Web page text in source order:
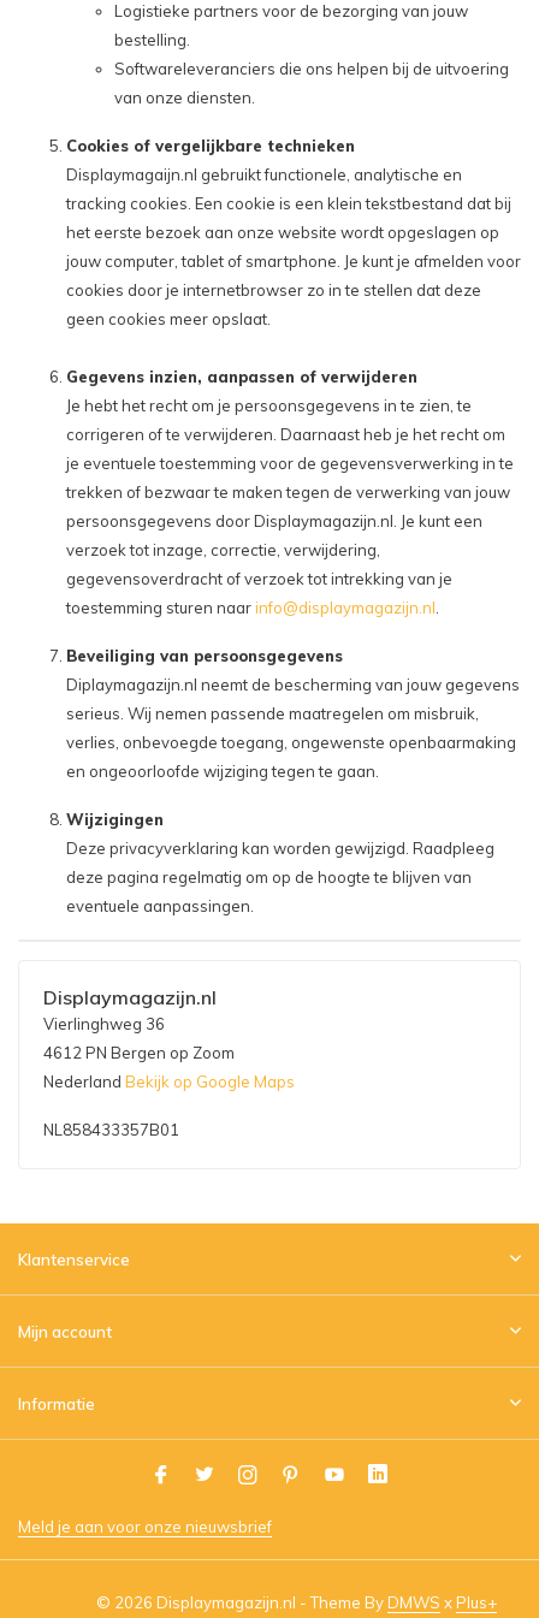
Logistieke partners voor de bezorging van jouw
bestelling.
Softwareleveranciers die ons helpen bij de uitvoering
van onze diensten.
Cookies of vergelijkbare technieken
Displaymagaijn.nl gebruikt functionele, analytische en
tracking cookies. Een cookie is een klein tekstbestand dat bij
het eerste bezoek aan onze website wordt opgeslagen op
jouw computer, tablet of smartphone. Je kunt je afmelden voor
cookies door je internetbrowser zo in te stellen dat deze
geen cookies meer opslaat.
Gegevens inzien, aanpassen of verwijderen
Je hebt het recht om je persoonsgegevens in te zien, te
corrigeren of te verwijderen. Daarnaast heb je het recht om
je eventuele toestemming voor de gegevensverwerking in te
trekken of bezwaar te maken tegen de verwerking van jouw
persoonsgegevens door Displaymagazijn.nl. Je kunt een
verzoek tot inzage, correctie, verwijdering,
gegevensoverdracht of verzoek tot intrekking van je
toestemming sturen naarinfo@displaymagazijn.nl
Beveiliging van persoonsgegevens
Diplaymagazijn.nl neemt de bescherming van jouw gegevens
serieus. Wij nemen passende maatregelen om misbruik,
verlies, onbevoegde toegang, ongewenste openbaarmaking
en ongeoorloofde wijziging tegen te gaan.
Wijzigingen
Deze privacyverklaring kan worden gewijzigd. Raadpleeg
deze pagina regelmatig om op de hoogte te blijven van
eventuele aanpassingen.
Displaymagazijn.nl
Vierlinghweg 36
4612 PN Bergen op Zoom
Nederland Bekijk op Google Maps
NL858433357B01
Klantenservice
Mijn account
Informatie
Meld je aan voor onze nieuwsbrief
© 2026 Displaymagazijn.nl - Theme ByDMWS xPlus+